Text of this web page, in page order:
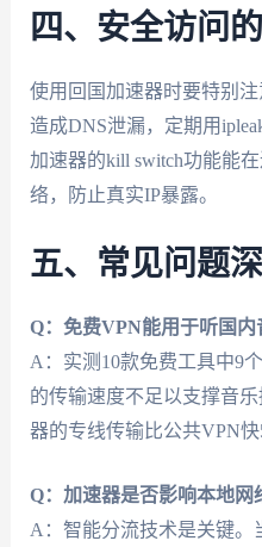
四、安全访问
使用回国加速器时要特别
造成DNS泄漏，定期用
加速器的kill switch功能能
络，防止真实IP暴露。
五、常见问题
Q：免费VPN能用于听国内
A：实测10款免费工具中9
的传输速度不足以支撑音
器的专线传输比公共VPN快
Q：加速器是否影响本地网
A：智能分流技术是关键。